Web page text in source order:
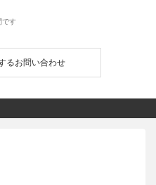
です
るお問い合わせ